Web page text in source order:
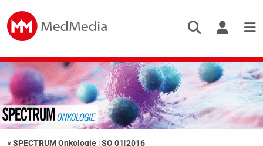
« SPECTRUM Onkologie |SO 01|2016